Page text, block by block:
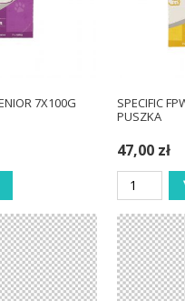
7X100G
SPECIFIC
PUSZKA
47,00 zł